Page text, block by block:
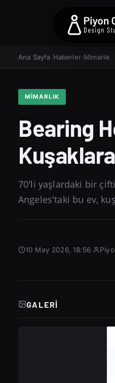
Ana Sayfa Haberler› Mimarlık
MIMARLIK
Bearing
70'li yaşlardaki bir
Angeles'taki bu ev,
10 May 2026, 18:56·
GALERI